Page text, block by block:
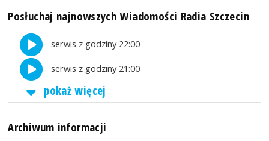
Posłuchaj najnowszych Wiadomości Radia Szczecin
serwis z godziny 22:00
serwis z godziny 21:00
pokaż więcej
Archiwum informacji